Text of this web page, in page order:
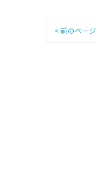
< 前のページ